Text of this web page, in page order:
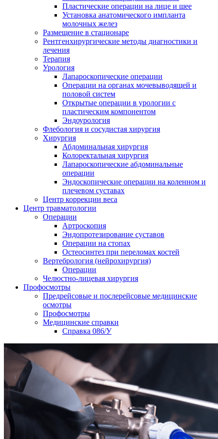
Пластические операции на лице и шее
Установка анатомического импланта
молочных желез
Размещение в стационаре
Рентгенхирургические методы диагностики и
лечения
Терапия
Урология
Лапароскопические операции
Операции на органах мочевыводящей и
половой систем
Открытые операции в урологии с
пластическим компонентом
Эндоурология
Флебология и сосудистая хирургия
Хирургия
Абдоминальная хирургия
Колоректальная хирургия
Лапароскопические абдоминальные
операции
Эндоскопические операции на коленном и
плечевом суставах
Центр коррекции веса
Центр травматологии
Операции
Артроскопия
Эндопротезирование суставов
Операции на стопах
Остеосинтез при переломах костей
Вертебрология (нейрохирургия)
Операции
Челюстно-лицевая хирургия
Профосмотры
Предрейсовые и послерейсовые медицинские
осмотры
Профосмотры
Медицинские справки
Справка 086/У